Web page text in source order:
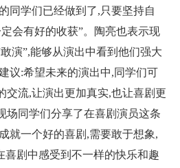
同学们已经做到了,只要坚持自
会有好的收获”。陶亮也表示现
演”,能够从演出中看到他们强大
议:希望未来的演出中,同学们可
交流,让演出更加真实,也让喜剧更
场同学们分享了在喜剧演员这条
就一个好的喜剧,需要敢于想象,
喜剧中感受到不一样的快乐和趣